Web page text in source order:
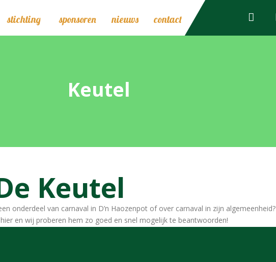
stichting sponsoren nieuws
contact
Keutel
Keutel
onderdeel van carnaval in D’n Haozenpot of over carnaval in zijn algemeenheid?
en wij proberen hem zo goed en snel mogelijk te beantwoorden!